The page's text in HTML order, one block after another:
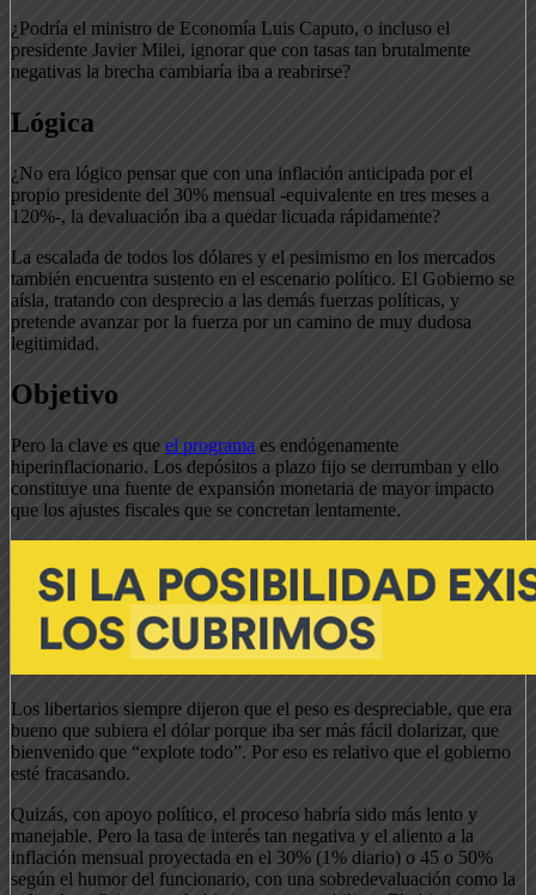
¿Podría el ministro de Economía Luis Caputo, o incluso el
presidente Javier Milei, ignorar que con tasas tan brutalmente
negativas la brecha cambiaría iba a reabrirse?
Lógica
¿No era lógico pensar que con una inflación anticipada por el
propio presidente del 30% mensual -equivalente en tres meses a
120%-, la devaluación iba a quedar licuada rápidamente?
La escalada de todos los dólares y el pesimismo en los mercados
también encuentra sustento en el escenario político. El Gobierno se
aísla, tratando con desprecio a las demás fuerzas políticas, y
pretende avanzar por la fuerza por un camino de muy dudosa
legitimidad.
Objetivo
Pero la clave es que el programa es endógenamente
hiperinflacionario. Los depósitos a plazo fijo se derrumban y ello
constituye una fuente de expansión monetaria de mayor impacto
que los ajustes fiscales que se concretan lentamente.
Los libertarios siempre dijeron que el peso es despreciable, que era
bueno que subiera el dólar porque iba ser más fácil dolarizar, que
bienvenido que “explote todo”. Por eso es relativo que el gobierno
esté fracasando.
Quizás, con apoyo político, el proceso habría sido más lento y
manejable. Pero la tasa de interés tan negativa y el aliento a la
inflación mensual proyectada en el 30% (1% diario) o 45 o 50%
según el humor del funcionario, con una sobredevaluación como la